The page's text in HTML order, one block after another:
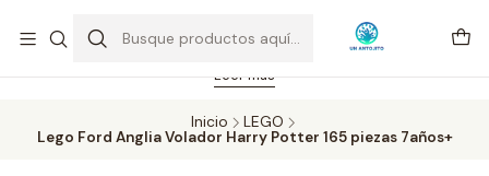
Feriado 21-05-2026 atención hasta las 14 hrs. Envío GRATIS mismo
día solo área Metropolitana Santiago por compras desde CLP 39.900.
Pedidos hasta 16 hrs., sábados y domingos hasta 14 hrs.
Leer más
Inicio
LEGO
Lego Ford Anglia Volador Harry Potter 165 piezas 7años+